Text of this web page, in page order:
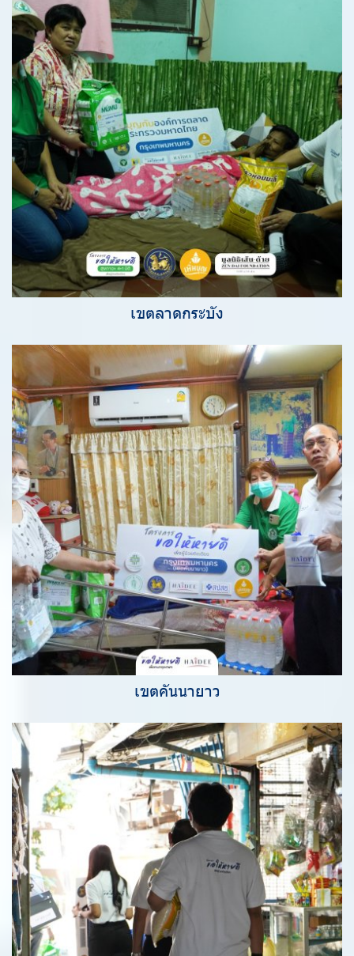
เขตลาดกระบัง
เขตคันนายาว